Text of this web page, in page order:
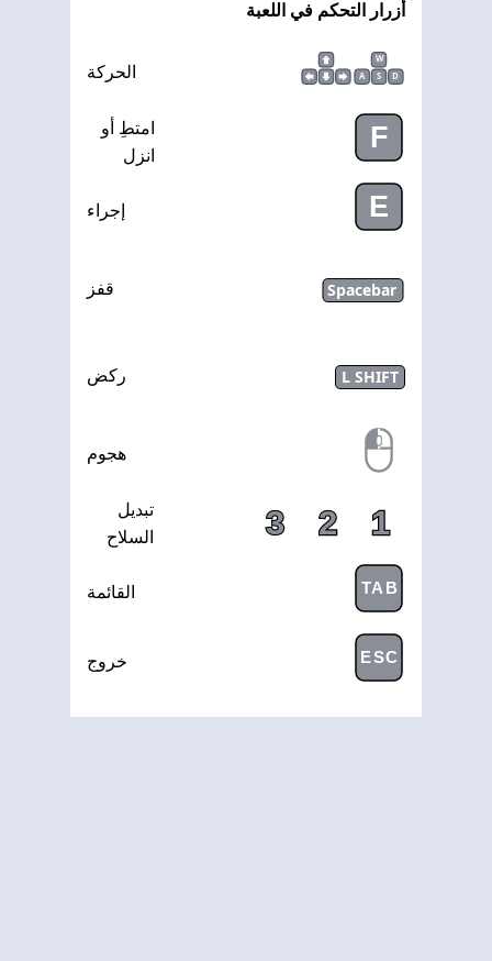
أزرار التحكم في اللعبة
W
A
S D الحركة
F
امتطِ أو
انزل
E إجراء
Spacebar قفز
L SHIFT ركض
هجوم
1
2
3
تبديل
السلاح
TAB القائمة
ESC خروج